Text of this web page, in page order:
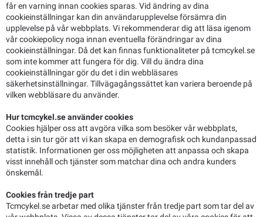
får en varning innan cookies sparas. Vid ändring av dina
cookieinställningar kan din användarupplevelse försämra din
upplevelse på vår webbplats. Vi rekommenderar dig att läsa igenom
vår cookiepolicy noga innan eventuella förändringar av dina
cookieinställningar. Då det kan finnas funktionaliteter på tcmcykel.se
som inte kommer att fungera för dig. Vill du ändra dina
cookieinställningar gör du det i din webbläsares
säkerhetsinställningar. Tillvägagångssättet kan variera beroende på
vilken webbläsare du använder.
Hur tcmcykel.se använder cookies
Cookies hjälper oss att avgöra vilka som besöker vår webbplats,
detta i sin tur gör att vi kan skapa en demografisk och kundanpassad
statistik. Informationen ger oss möjligheten att anpassa och skapa
visst innehåll och tjänster som matchar dina och andra kunders
önskemål.
Cookies från tredje part
Tcmcykel.se arbetar med olika tjänster från tredje part som tar del av